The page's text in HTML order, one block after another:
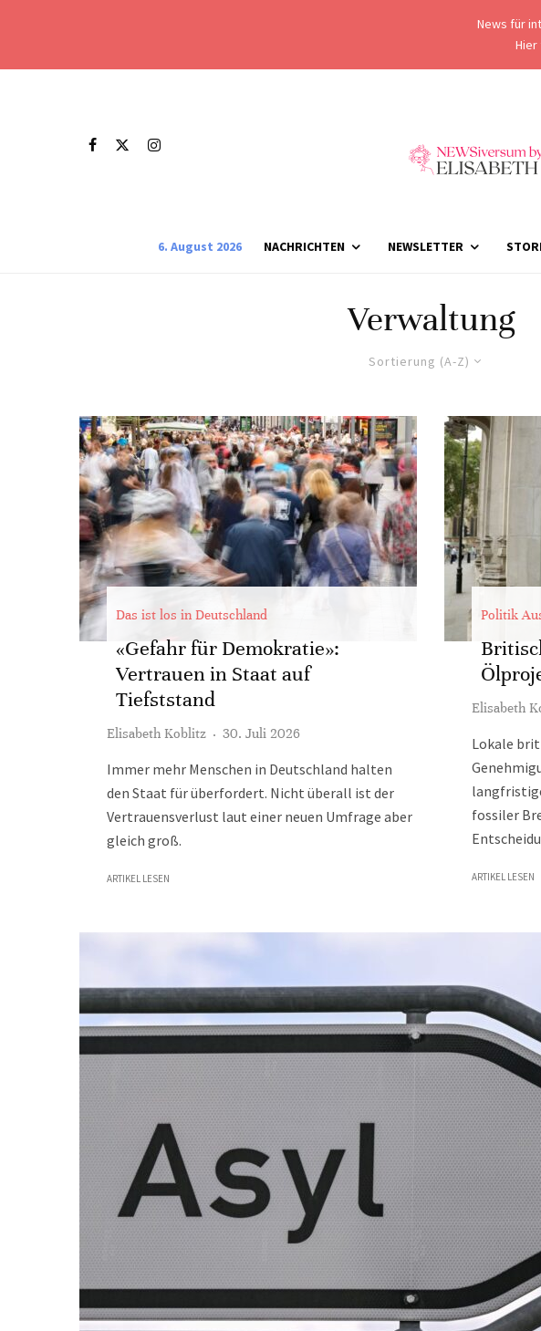
News für
Hier
6. August 2026 NACHRICHTEN NEWSLETTER
Verwaltung
Sortierung (A-Z)
Das ist los in Deutschland
«Gefahr für Demokratie»:
Vertrauen in Staat auf
Tiefststand
Elisabeth Koblitz · 30. Juli 2026
Immer mehr Menschen in Deutschland halten
den Staat für überfordert. Nicht überall ist der
Vertrauensverlust laut einer neuen Umfrage aber
gleich groß.
ARTIKEL LESEN
Politik
Elisabeth
Lokale
fossiler
ARTIKEL LESEN